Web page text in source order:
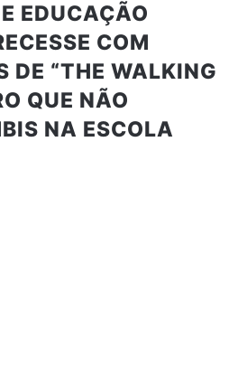
EDUCAÇÃO
COM
DE “THE WALKING
QUE NÃO
NA ESCOLA